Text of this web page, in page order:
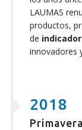
LAUMAS
productos,
de
innovadores
2018